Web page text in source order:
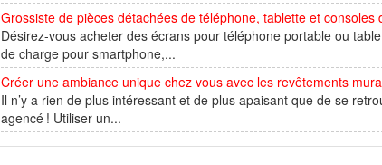
Grossiste de pièces détachées de téléphone, tablette et consoles
Désirez-vous acheter des écrans pour téléphone portable ou
de charge pour smartphone,...
Créer une ambiance unique chez vous avec les revêtements
Il n’y a rien de plus intéressant et de plus apaisant que de se
agencé ! Utiliser un...